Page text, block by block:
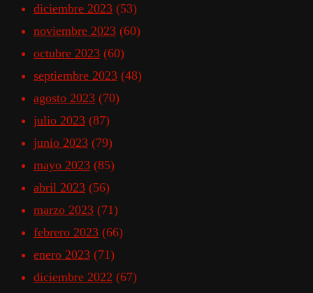
diciembre 2023 (53)
noviembre 2023 (60)
octubre 2023 (60)
septiembre 2023 (48)
agosto 2023 (70)
julio 2023 (87)
junio 2023 (79)
mayo 2023 (85)
abril 2023 (56)
marzo 2023 (71)
febrero 2023 (66)
enero 2023 (71)
diciembre 2022 (67)